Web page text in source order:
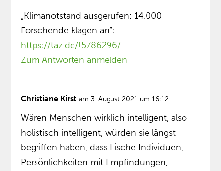
„Klimanotstand ausgerufen: 14.000
Forschende klagen an”:
https://taz.de/!5786296/
Zum Antworten anmelden
Christiane Kirst am 3. August 2021 um 16:12
Wären Menschen wirklich intelligent, also
holistisch intelligent, würden sie längst
begriffen haben, dass Fische Individuen,
Persönlichkeiten mit Empfindungen,